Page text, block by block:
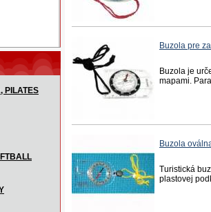
PILATES
Buzola pre
Buzola je
mapami.
Buzola
Turistická
plastovej